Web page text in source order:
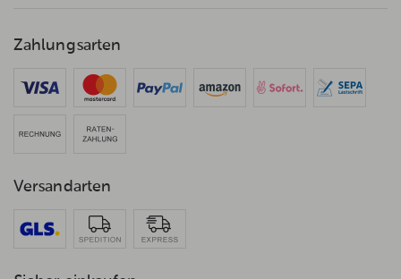
Zahlungsarten
Versandarten